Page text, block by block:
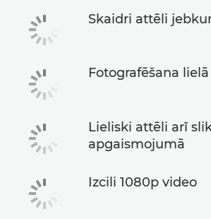
Skaidri attēli
Fotografēšana
Lieliski attēli arī
apgaismojumā
Izcili 1080p video